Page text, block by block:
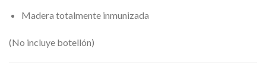
Madera totalmente inmunizada
(No incluye botellón)